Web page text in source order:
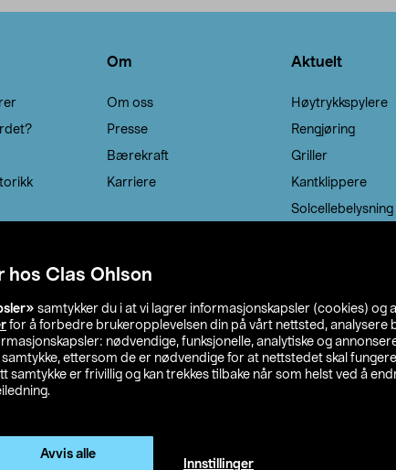
Clas Ohlson
samtykker du i at vi lagrer informasjonskapsler (cookies) og
for å forbedre brukeropplevelsen din på vårt nettsted, analysere
nødvendige, funksjonelle, analytiske og
ettersom de er nødvendige for at nettstedet skal
samtykke er frivillig og kan trekkes tilbake når som helst ved å
Avvis alle
Innstillinger
Om
Om oss
Presse
Bærekraft
Karriere
Aktuelt
Høytrykkspylere
Rengjøring
Griller
Kantklippere
Solcellebelysning